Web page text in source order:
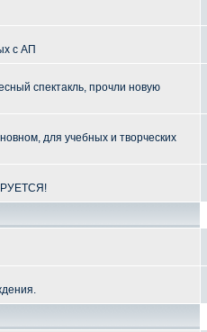
с АП
спектакль, прочли новую
для учебных и творческих